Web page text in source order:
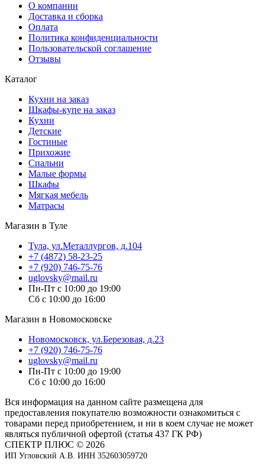
О компании
Доставка и сборка
Оплата
Политика конфиденциальности
Пользовательской соглашение
Отзывы
Каталог
Кухни на заказ
Шкафы-купе на заказ
Кухни
Детские
Гостиные
Прихожие
Спальни
Малые формы
Шкафы
Мягкая мебель
Матрасы
Магазин в Туле
Тула, ул.Металлургов, д.104
+7 (4872) 58-23-25
+7 (920) 746-75-76
uglovsky@mail.ru
Пн-Пт с 10:00 до 19:00
Сб с 10:00 до 16:00
Магазин в Новомосковске
Новомосковск, ул.Березовая, д.23
+7 (920) 746-75-76
uglovsky@mail.ru
Пн-Пт с 10:00 до 19:00
Сб с 10:00 до 16:00
Вся информация на данном сайте размещена для
предоставления покупателю возможности ознакомиться с
товарами перед приобретением, и ни в коем случае не может
являться публичной офертой (статья 437 ГК РФ)
СПЕКТР ПЛЮС © 2026
ИП Угловский А.В. ИНН 352603059720